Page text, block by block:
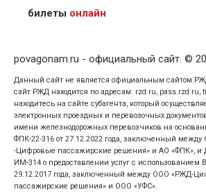
кого оформлен билет.
билеты онлайн
povagonam.ru - официальный сайт. ©
Данный сайт не является официальным сайтом
сайт РЖД находится по адресам: rzd.ru, pass.rzd.ru,
находитесь на сайте субагента, который
электронных проездных и перевозочных
имени железнодорожных перевозчиков на
ФПК-22-316 от 27.12.2022 года, заключенный
-Цифровые пассажирские решения» и АО «ФПК», и
ИМ-314 о предоставлении услуг с использованием
29.12.2017 года, заключенный между ООО «РЖД-
пассажирские решения» и ООО «УФС».